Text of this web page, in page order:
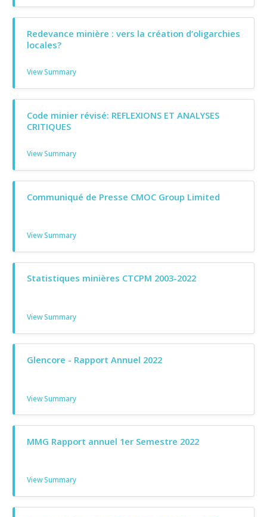
Redevance minière : vers la création d’oligarchies
locales?
View Summary
Code minier révisé: REFLEXIONS ET ANALYSES
CRITIQUES
View Summary
Communiqué de Presse CMOC Group Limited
View Summary
Statistiques minières CTCPM 2003-2022
View Summary
Glencore - Rapport Annuel 2022
View Summary
MMG Rapport annuel 1er Semestre 2022
View Summary